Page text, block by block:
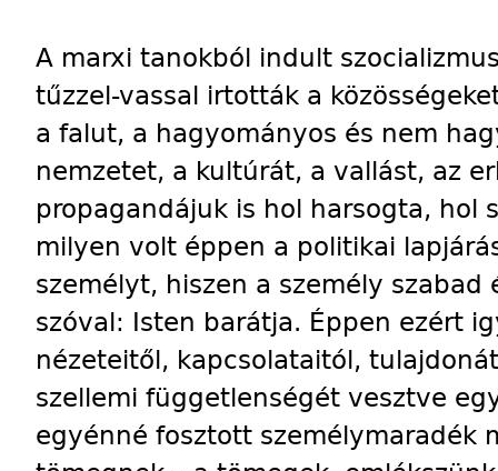
A marxi tanokból indult
tűzzel-vassal irtották a
a falut, a hagyományos és nem
nemzetet, a kultúrát, a vallást, az
propagandájuk is hol harsogta, hol
milyen volt éppen a politikai
személyt, hiszen a személy szabad
szóval: Isten barátja. Éppen ezért
nézeteitől, kapcsolataitól,
szellemi függetlenségét vesztve
egyénné fosztott személymaradék